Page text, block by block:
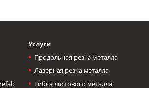
Услуги
Продольная резка металла
Лазерная резка металла
Гибка листового металла